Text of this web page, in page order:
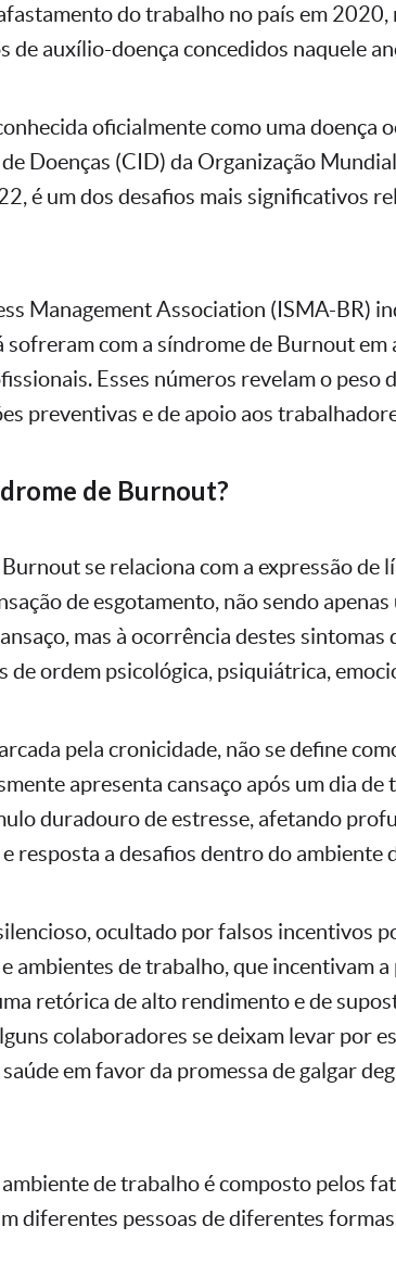
do trabalho no país em
de auxílio-doença concedidos naquele
oficialmente como uma doença
Doenças (CID) da Organização
é um dos desafios mais significativos
Management Association (ISMA-BR)
com a síndrome de Burnout em
Esses números revelam o peso
preventivas e de apoio aos
de Burnout?
se relaciona com a expressão de
de esgotamento, não sendo apenas
mas à ocorrência destes sintomas
de ordem psicológica, psiquiátrica,
pela cronicidade, não se define
apresenta cansaço após um dia de
duradouro de estresse, afetando
resposta a desafios dentro do ambiente
ocultado por falsos incentivos
ambientes de trabalho, que incentivam
retórica de alto rendimento e de
colaboradores se deixam levar por
em favor da promessa de galgar
de trabalho é composto pelos
diferentes pessoas de diferentes